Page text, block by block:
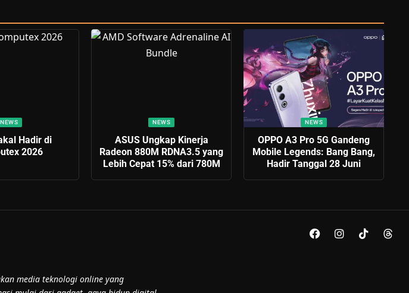
NEWS
Hadir di
2026
NEWS
ASUS Ungkap Kinerja
Radeon 880M RDNA3.5 yang
Lebih Cepat 15% dari 780M
NEWS
OPPO A3 Pro 5G Gandeng
Mobile Legends: Bang Bang,
Hadir Tanggal 28 Juni
media teknologi online yang